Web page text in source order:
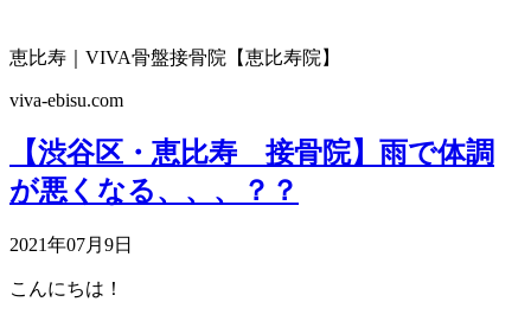
恵比寿｜VIVA骨盤接骨院【恵比寿院】
viva-ebisu.com
【渋谷区・恵比寿 接骨院】雨で体調
が悪くなる、、、？？
2021年07月9日
こんにちは！